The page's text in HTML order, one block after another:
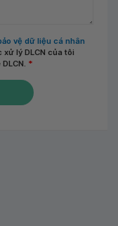
vệ dữ liệu cá nhân
lý DLCN của tôi
*